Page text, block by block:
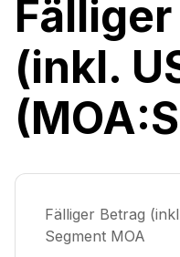
(inkl.
Fälliger Betrag
Segment MOA